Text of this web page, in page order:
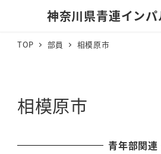
神奈川県青連イン
TOP 部員 相模原市
相模原市
青年部関連